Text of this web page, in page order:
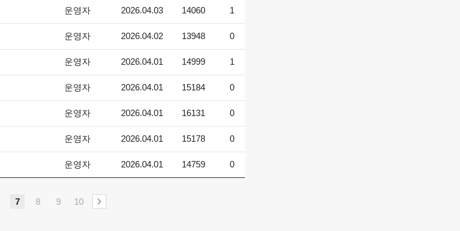
운영자 2026.04.03 14060 1
운영자 2026.04.02 13948 0
운영자 2026.04.01 14999 1
운영자 2026.04.01 15184 0
운영자 2026.04.01 16131 0
운영자 2026.04.01 15178 0
운영자 2026.04.01 14759 0
7 8 9 10